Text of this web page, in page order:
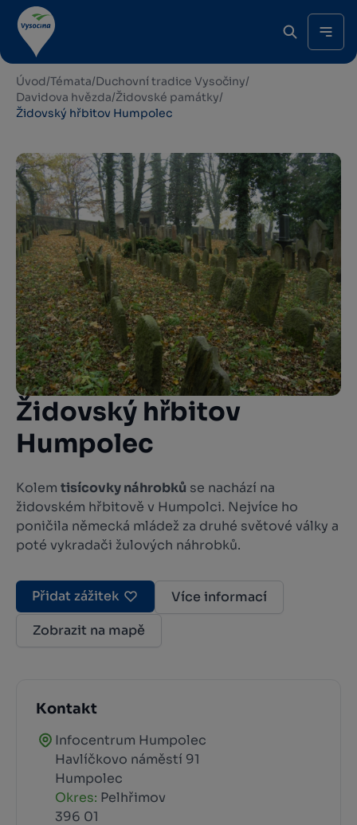
Úvod/Témata/Duchovní tradice Vysočiny/
Davidova hvězda/Židovské památky/
Židovský hřbitov Humpolec
Židovský hřbitov
Humpolec
Kolem tisícovky náhrobků se nachází na
židovském hřbitově v Humpolci. Nejvíce ho
poničila německá mládež za druhé světové války a
poté vykradači žulových náhrobků.
Přidat zážitek
Více informací
Zobrazit na mapě
Kontakt
Infocentrum Humpolec
Havlíčkovo náměstí 91
Humpolec
Okres: Pelhřimov
396 01